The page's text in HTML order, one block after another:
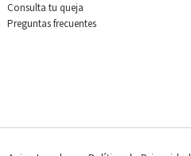
Consulta tu queja
Preguntas frecuentes